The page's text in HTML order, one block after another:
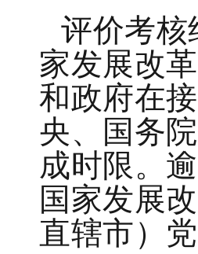
评价考核
家发展改
和政府在
央、国务
成时限。
国家发展
直辖市）